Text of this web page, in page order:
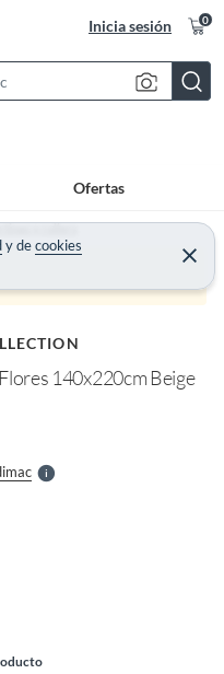
Inicia sesión 0
h
B
r
Ofertas
ydecookies
C
e
r
y rollers
140x220cm Beige
S
r
n
f